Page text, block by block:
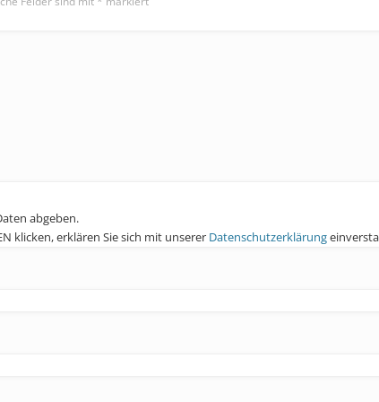
abgeben.
klicken, erklären Sie sich mit unserer Datenschutzerklärung